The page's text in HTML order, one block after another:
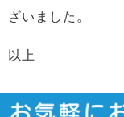
ざいました。
以上